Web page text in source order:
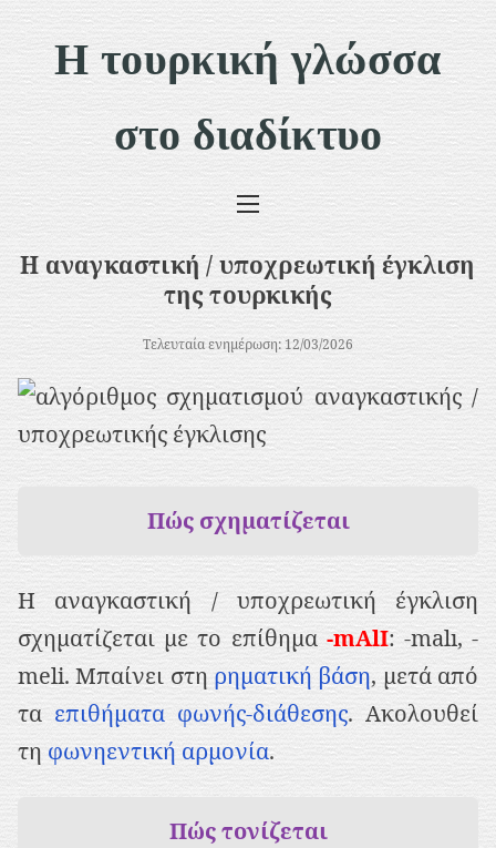
Μ
Η τουρκική γλώσσα
στο διαδίκτυο
Η αναγκαστική / υποχρεωτική έγκλιση
της τουρκικής
Τελευταία ενημέρωση: 12/03/2026
Πώς σχηματίζεται
Η αναγκαστική / υποχρεωτική έγκλιση
σχηματίζεται με το επίθημα -mΑlΙ: -malı, -
meli. Μπαίνει στη ρηματική βάση, μετά από
τα επιθήματα φωνής-διάθεσης. Ακολουθεί
τη φωνηεντική αρμονία.
Πώς τονίζεται